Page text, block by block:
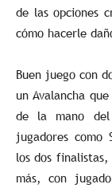
de las opciones
cómo hacerle
Buen juego con
un Avalancha
de la mano
jugadores como
los dos finalistas,
más, con